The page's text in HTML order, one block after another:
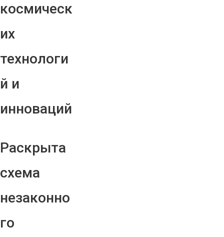
космическ
их
технологи
й и
инноваций
Раскрыта
схема
незаконно
го